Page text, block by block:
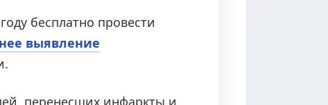
бесплатно провести
выявление
перенесших инфаркты и